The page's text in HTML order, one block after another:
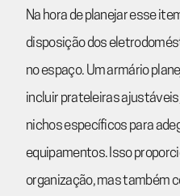
Na hora de planejar esse
disposição dos
no espaço. Um armário
incluir prateleiras
nichos específicos para
equipamentos. Isso
organização, mas também